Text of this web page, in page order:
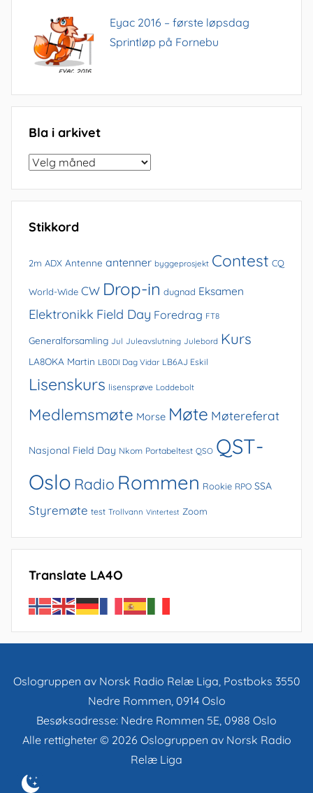
Eyac 2016 – første løpsdag
Sprintløp på Fornebu
Bla i arkivet
Bla
arkivet
Stikkord
2m ADX Antenne antenner byggeprosjekt Contest CQ
World-Wide CW Drop-in dugnad Eksamen
Elektronikk Field Day Foredrag FT8
Generalforsamling Jul Juleavslutning Julebord Kurs
LA8OKA Martin LB0DI Dag Vidar LB6AJ Eskil
Lisenskurs lisensprøve Loddebolt
Medlemsmøte Morse Møte Møtereferat
Nasjonal Field Day Nkom Portabeltest QSO QST-
Oslo Radio Rommen Rookie RPO SSA
Styremøte test Trollvann Vintertest Zoom
Translate LA4O
Oslogruppen av Norsk Radio Relæ Liga, Postboks 3550
Nedre Rommen, 0914 Oslo
Besøksadresse: Nedre Rommen 5E, 0988 Oslo
Alle rettigheter © 2026 Oslogruppen av Norsk Radio
Relæ Liga